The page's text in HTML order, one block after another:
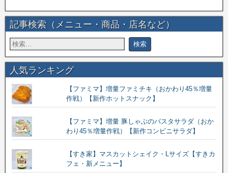
記事検索（メニュー・商品・店名など）
人気ランキング
【ファミマ】増量ファミチキ（おかわり45％増量
作戦）【新作ホットスナック】
【ファミマ】増量 豚しゃぶのパスタサラダ（おか
わり45％増量作戦）【新作コンビニサラダ】
【すき家】マスカットシェイク・Lサイズ【すきカ
フェ・新メニュー】